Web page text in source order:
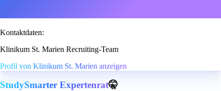
Kontaktdaten:
Klinikum St. Marien Recruiting-Team
Profil von Klinikum St. Marien anzeigen
StudySmarter Expertenrat🤫